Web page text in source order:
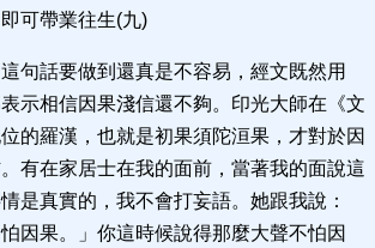
可帶業往生(九)
這句話要做到還真是不容易，經文既然用
表示相信因果淺信還不夠。印光大師在《文
的羅漢，也就是初果須陀洹果，才對於因
有在家居士在我的面前，當著我的面說這
是真實的，我不會打妄語。她跟我說：
怕因果。」你這時候說得那麼大聲不怕因